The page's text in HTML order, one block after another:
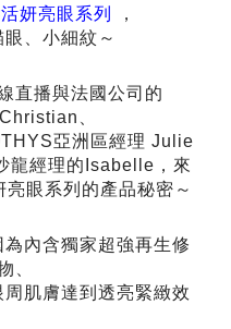
活妍亮眼系列
，
、小細紋～
直播與法國公司的
Christian
亞洲區經理 Julie
龍經理的 Isabelle ，來
亮眼系列的產品秘密～
內含獨家超強再生修
、
肌膚達到透亮緊緻效